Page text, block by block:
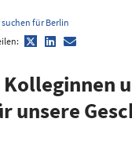
suchen für Berlin
TwitterLinkedIn
E-
Mail
unsere